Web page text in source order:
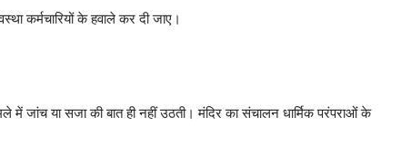
कर्मचारियों के हवाले कर दी जाए।
में जांच या सजा की बात ही नहीं उठती। मंदिर का संचालन धार्मिक परंपराओं के